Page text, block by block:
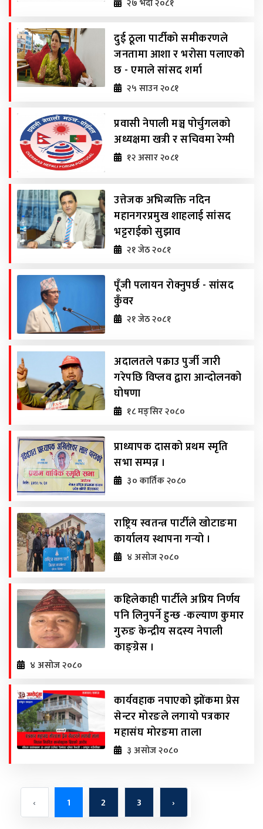
२७ भदौ २०८१
दुई ठूला पार्टीको समीकरणले
जनतामा आशा र भरोसा पलाएको
छ - एमाले सांसद शर्मा
२५ साउन २०८१
प्रवासी नेपाली मञ्च पोर्चुगलको
अध्यक्षमा खत्री र सचिवमा रेग्मी
१२ असार २०८१
उत्तेजक अभिव्यक्ति नदिन
महानगरप्रमुख शाहलाई सांसद
भट्टराईको सुझाव
२१ जेठ २०८१
पूँजी पलायन रोक्नुपर्छ - सांसद
कुँवर
२१ जेठ २०८१
अदालतले पक्राउ पुर्जी जारी
गरेपछि विप्लव द्वारा आन्दोलनको
घोषणा
१८ मङ्सिर २०८०
प्राध्यापक दासको प्रथम स्मृति
सभा सम्पन्न ।
३० कार्तिक २०८०
राष्ट्रिय स्वतन्त्र पार्टीले खोटाङमा
कार्यालय स्थापना गर्‍यो ।
४ असोज २०८०
कहिलेकाही पार्टीले अप्रिय निर्णय
पनि लिनुपर्ने हुन्छ -कल्याण कुमार
गुरुङ केन्द्रीय सदस्य नेपाली
काङ्ग्रेस ।
४ असोज २०८०
कार्यवहाक नपाएको झोंकमा प्रेस
सेन्टर मोरङले लगायो पत्रकार
महासंघ मोरङमा ताला
३ असोज २०८०
‹ 1 2 3 ›